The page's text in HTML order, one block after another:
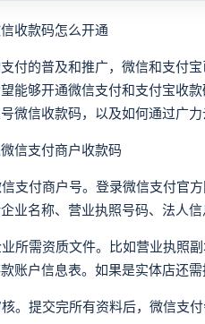
收款码怎么开通
付的普及和推广，微信和支付
能够开通微信支付和支付宝收
微信收款码，以及如何通过广力
信支付商户收款码
支付商户号。登录微信支付官
业名称、营业执照号码、法人
所需资质文件。比如营业执照
账户信息表。如果是实体店还
。提交完所有资料后，微信支